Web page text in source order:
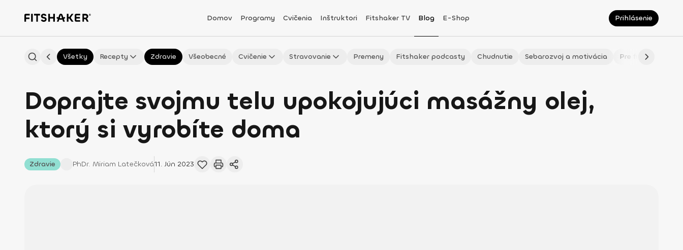
Domov Programy Cvičenia Inštruktori Fitshaker TV Blog E-Shop Prihlásenie
Všetky Recepty Zdravie Všeobecné Cvičenie Stravovanie Premeny Fitshaker podcasty Chudnutie Sebarozvoj a motivácia Pre fitmaminky
Doprajte svojmu telu upokojujúci masážny olej,
ktorý si vyrobíte doma
Zdravie PhDr. Miriam Latečková11. Jún 2023